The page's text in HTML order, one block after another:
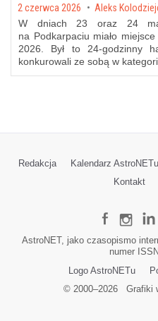
Posted on
2 czerwca 2026 by Aleks
W dniach 23 oraz 24
na Podkarpaciu miało
2026. Był to 24-godzinny
konkurowali ze sobą w
Redakcja Kalendarz AstroNETu
Kontakt
AstroNET, jako czasopismo
numer
Logo AstroNETu
© 2000–2026Grafiki